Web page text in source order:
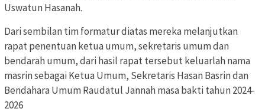
Uswatun Hasanah.
Dari sembilan tim formatur diatas mereka melanjutkan
rapat penentuan ketua umum, sekretaris umum dan
bendarah umum, dari hasil rapat tersebut keluarlah nama
masrin sebagai Ketua Umum, Sekretaris Hasan Basrin dan
Bendahara Umum Raudatul Jannah masa bakti tahun 2024-
2026